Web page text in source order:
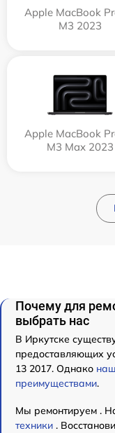
Apple MacBook
M3 2023
Apple MacBook
M3 Max 2023
Почему для
выбрать нас
В Иркутске
предоставляющих
13 2017. Однако
преимуществами.
Мы ремонтируем .
техники .